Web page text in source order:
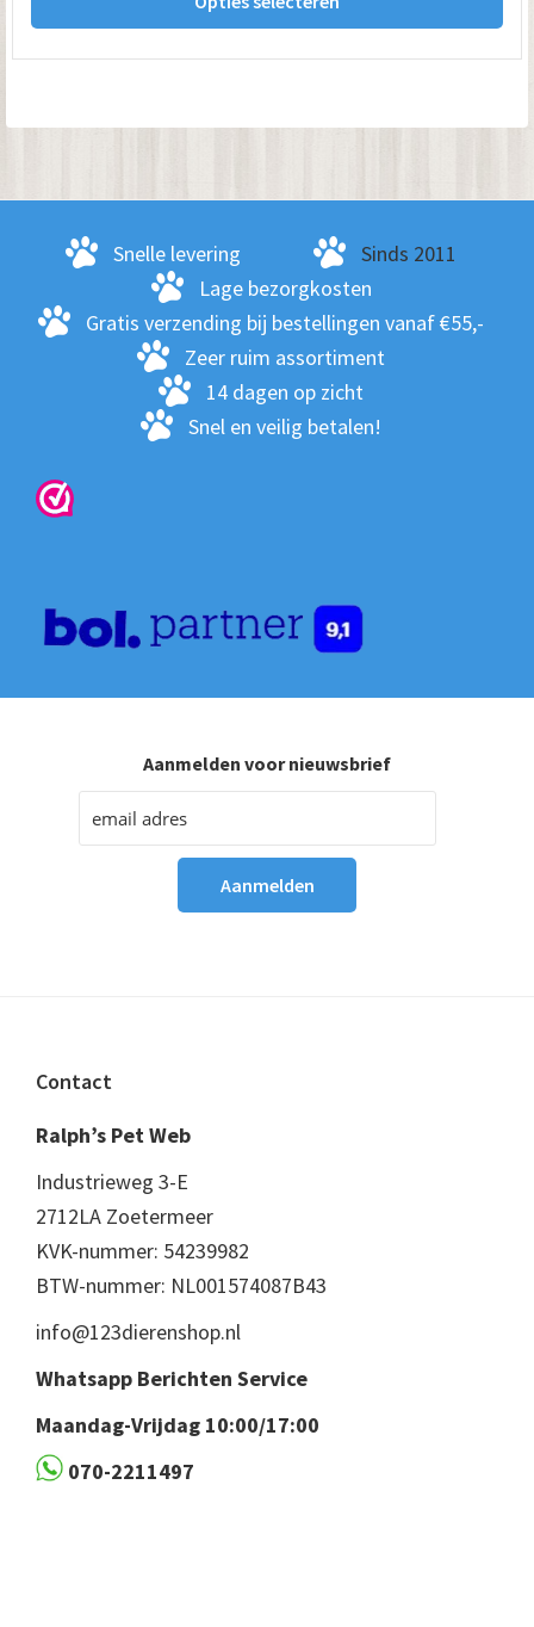
€ 259.00
Snelle levering
Sinds 2011
Lage bezorgkosten
Gratis verzending bij bestellingen vanaf €55,-
Zeer ruim assortiment
14 dagen op zicht
Snel en veilig betalen!
Aanmelden voor nieuwsbrief
Footer
Contact
Ralph’s Pet Web
Industrieweg 3-E
2712LA Zoetermeer
KVK-nummer: 54239982
BTW-nummer: NL001574087B43
info@123dierenshop.nl
Whatsapp Berichten Service
Maandag-Vrijdag 10:00/17:00
070-2211497